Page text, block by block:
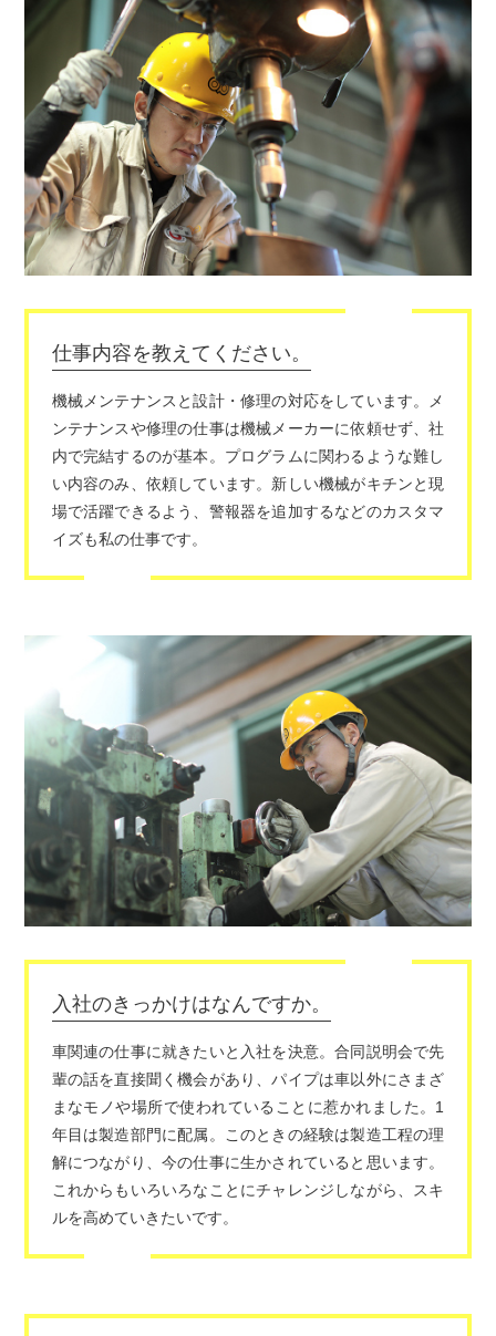
仕事内容を教えてください。
機械メンテナンスと設計・修理の対応をしています。メ
ンテナンスや修理の仕事は機械メーカーに依頼せず、社
内で完結するのが基本。プログラムに関わるような難し
い内容のみ、依頼しています。新しい機械がキチンと現
場で活躍できるよう、警報器を追加するなどのカスタマ
イズも私の仕事です。
入社のきっかけはなんですか。
車関連の仕事に就きたいと入社を決意。合同説明会で先
輩の話を直接聞く機会があり、パイプは車以外にさまざ
まなモノや場所で使われていることに惹かれました。1
年目は製造部門に配属。このときの経験は製造工程の理
解につながり、今の仕事に生かされていると思います。
これからもいろいろなことにチャレンジしながら、スキ
ルを高めていきたいです。